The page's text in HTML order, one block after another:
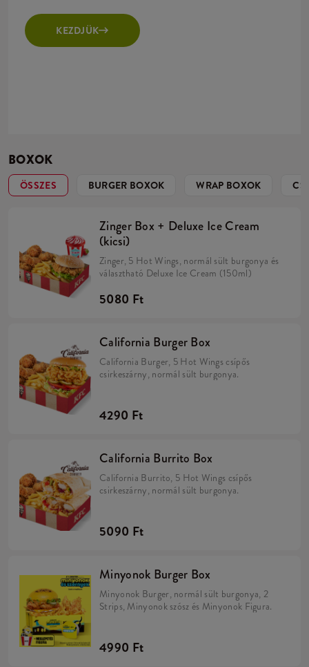
KEZDJÜK
BOXOK
ÖSSZES BURGER BOXOK WRAP BOXOK
Zinger Box + Deluxe Ice Cream
(kicsi)
Zinger, 5 Hot Wings, normál sült burgonya és
választható Deluxe Ice Cream (150ml)
5080 Ft
California Burger Box
California Burger, 5 Hot Wings csípős
csirkeszárny, normál sült burgonya.
4290 Ft
California Burrito Box
California Burrito, 5 Hot Wings csípős
csirkeszárny, normál sült burgonya.
5090 Ft
Minyonok Burger Box
Minyonok Burger, normál sült burgonya, 2
Strips, Minyonok szósz és Minyonok Figura.
4990 Ft